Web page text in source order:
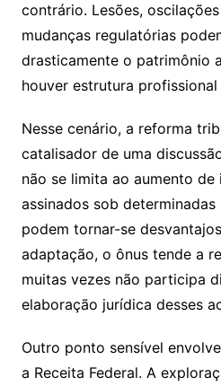
contrário. Lesões,
mudanças regulatórias
drasticamente o patrimônio
houver estrutura
Nesse cenário, a reforma
catalisador de uma
não se limita ao aumento
assinados sob
podem tornar-se
adaptação, o ônus tende a
muitas vezes não participa
elaboração jurídica desses
Outro ponto sensível
a Receita Federal. A